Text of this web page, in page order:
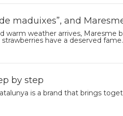
maduixes”, and
warm weather arrives, Maresme
have a deserved fame.
by step
is a brand that brings